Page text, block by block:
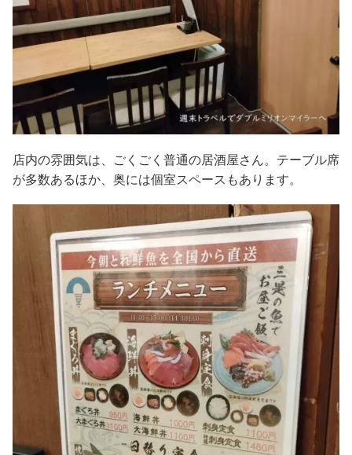
店内の雰囲気は、ごくごく普通の居酒屋さん。テーブル席
が多数あるほか、奥には個室スペースもあります。